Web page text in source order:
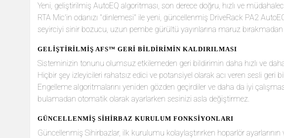
Yeni, geliştirilmiş AutoEQ algoritması, son derece doğru, hızlı ve
RTA Mic'in odanızı "dinlemesi" ile yeni, güncellenmiş DriveRack PA2
seyirciyi sinir bozucu, uzun pembe gürültü yayınlarına maruz bırakmadan
GELİŞTİRİLMİŞ AFS™ GERİ BİLDİRİMİN KALDIRILMASI
Sisteminizin tonunu olumsuz etkilemeden geri bildirimin daha hızlı ve
Hiçbir şey izleyicileri rahatsız edici ve potansiyel olarak acı veren sesli
Engelleme algoritmalarını yeniden gözden geçirdiler ve daha da iyi
bulamadan otomatik olarak ayarlarken sesinizi asla değiştirmez.
GÜNCELLENMİŞ SİHİRBAZ KURULUM FONKSİYONLARI
Güncellenmiş Sihirbazlar, ilk kurulumu kolaylaştırırken hoparlör ayarlarının